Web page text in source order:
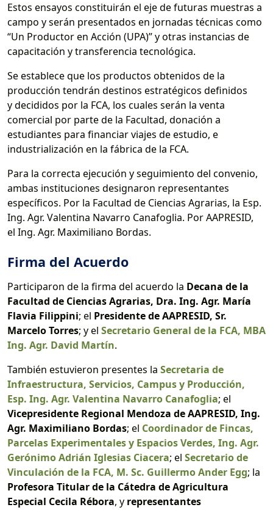
Estos ensayos constituirán el eje de futuras muestras a
campo y serán presentados en jornadas técnicas como
“Un Productor en Acción (UPA)” y otras instancias de
capacitación y transferencia tecnológica.
Se establece que los productos obtenidos de la
producción tendrán destinos estratégicos definidos
y decididos por la FCA, los cuales serán la venta
comercial por parte de la Facultad, donación a
estudiantes para financiar viajes de estudio, e
industrialización en la fábrica de la FCA.
Para la correcta ejecución y seguimiento del convenio,
ambas instituciones designaron representantes
específicos. Por la Facultad de Ciencias Agrarias, la Esp.
Ing. Agr. Valentina Navarro Canafoglia. Por AAPRESID,
el Ing. Agr. Maximiliano Bordas.
Firma del Acuerdo
Participaron de la firma del acuerdo la Decana de la
Facultad de Ciencias Agrarias, Dra. Ing. Agr. María
Flavia Filippini; el Presidente de AAPRESID, Sr.
Marcelo Torres; y el Secretario General de la FCA, MBA
Ing. Agr. David Martín.
También estuvieron presentes la Secretaria de
Infraestructura, Servicios, Campus y Producción,
Esp. Ing. Agr. Valentina Navarro Canafoglia; el
Vicepresidente Regional Mendoza de AAPRESID, Ing.
Agr. Maximiliano Bordas; el Coordinador de Fincas,
Parcelas Experimentales y Espacios Verdes, Ing. Agr.
Gerónimo Adrián Iglesias Ciacera; el Secretario de
Vinculación de la FCA, M. Sc. Guillermo Ander Egg; la
Profesora Titular de la Cátedra de Agricultura
Especial Cecila Rébora, y representantes